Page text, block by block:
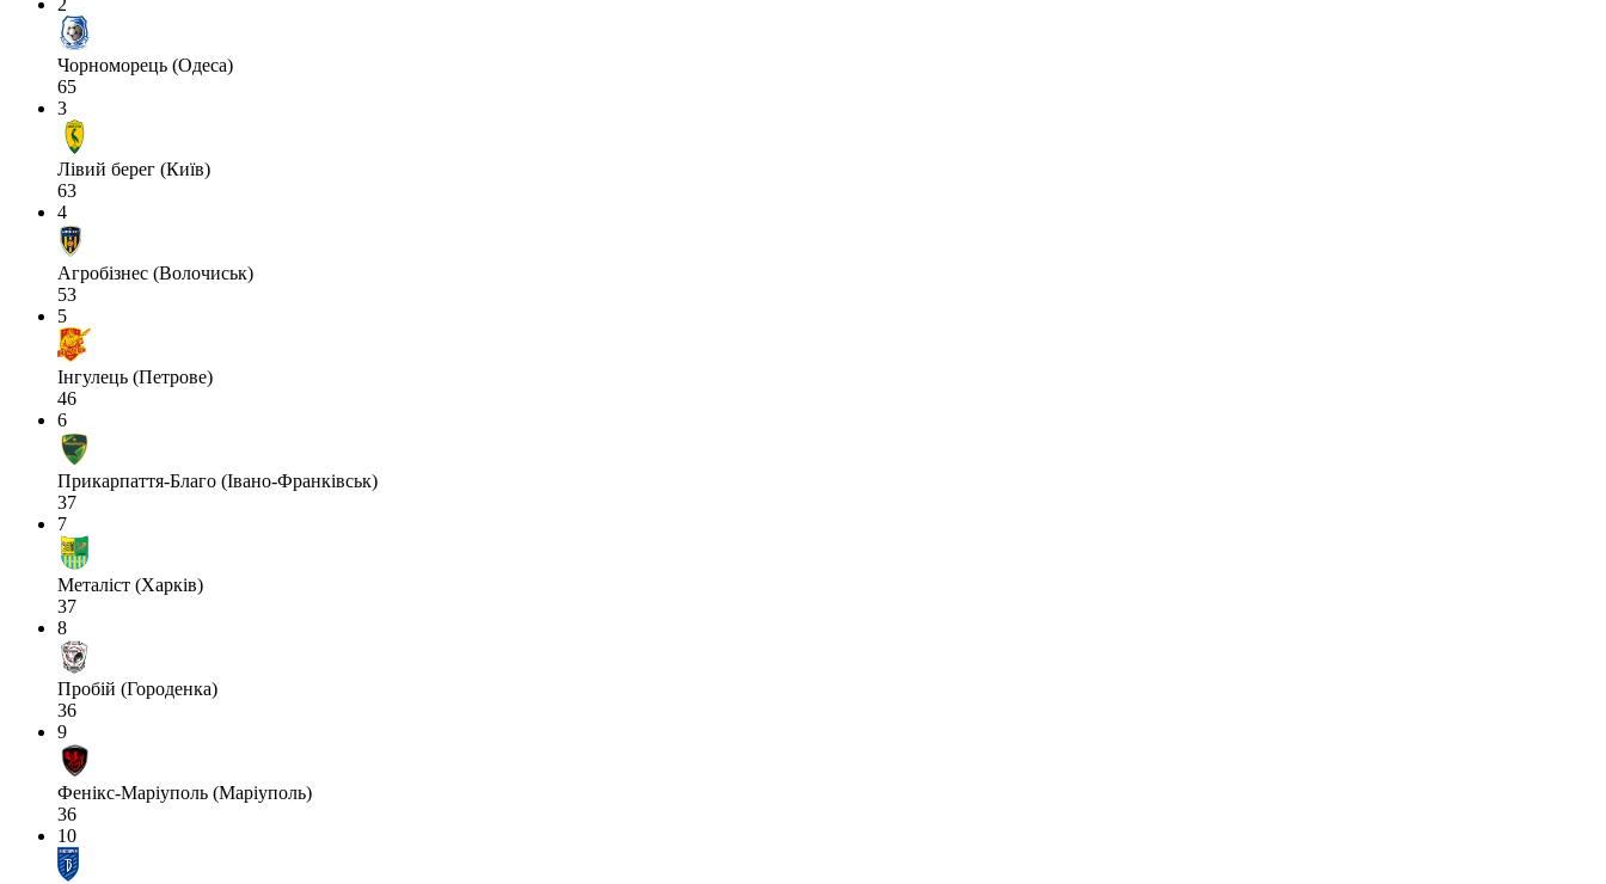
Чорноморець (Одеса)
65
3
Лівий берег (Київ)
63
4
Агробізнес (Волочиськ)
53
5
Інгулець (Петрове)
46
6
Прикарпаття-Благо (Івано-Франківськ)
37
7
Металіст (Харків)
37
8
Пробій (Городенка)
36
9
Фенікс-Маріуполь (Маріуполь)
36
10